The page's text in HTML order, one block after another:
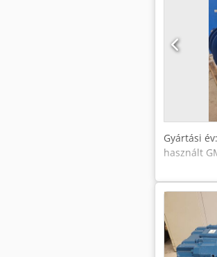
Gyártási év:
használt